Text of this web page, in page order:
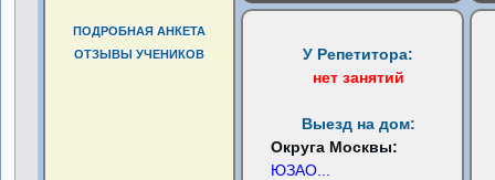
ПОДРОБНАЯ АНКЕТА
ОТЗЫВЫ УЧЕНИКОВ
У Репетитора:
нет занятий
Выезд на дом:
Округа Москвы:
ЮЗАО